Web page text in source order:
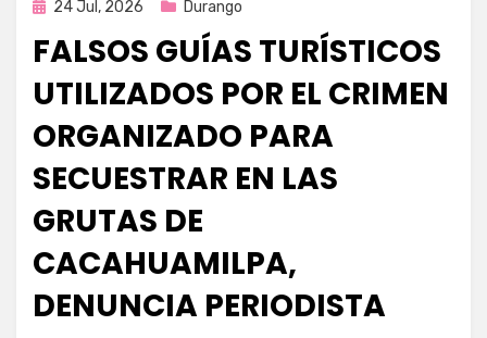
Publicada
24 Jul, 2026 Durango
FALSOS GUÍAS TURÍSTICOS
UTILIZADOS POR EL CRIMEN
ORGANIZADO PARA
SECUESTRAR EN LAS
GRUTAS DE
CACAHUAMILPA,
DENUNCIA PERIODISTA